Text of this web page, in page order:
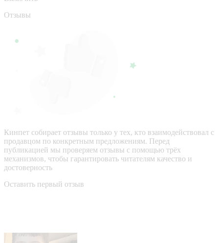
Отзывы
Кинпет собирает отзывы только у тех, кто взаимодействовал с
продавцом по конкретным предложениям. Перед
публикацией мы проверяем отзывы с помощью трёх
механизмов, чтобы гарантировать читателям качество и
достоверность
Оставить первый отзыв